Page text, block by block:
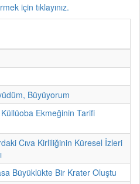
için tıklayınız.
Büyüyorum
Küllüoba Ekmeğinin Tarifi
Cıva Kirliliğinin Küresel İzleri
Büyüklükte Bir Krater Oluştu